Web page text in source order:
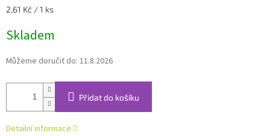
Měrná
2,61 Kč / 1 ks
Skladem
Můžeme doručit do: 11.8.2026
Přidat do košíku
Detailní informace